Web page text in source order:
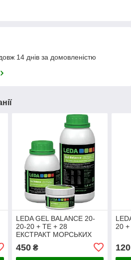
14 днів за домовленістю
LEDA GEL BALANCE 20-
20-20 + ТЕ + 28
ЕКСТРАКТ МОРСЬКИХ
ВОДОРОСТЕЙ (500 МЛ)
450₴
20
120